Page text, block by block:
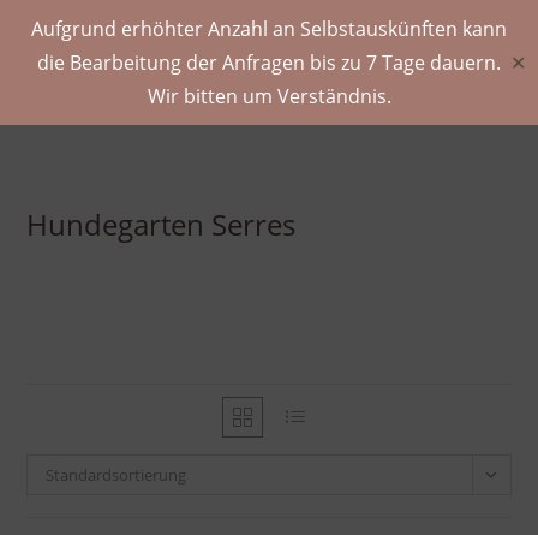
Aufgrund erhöhter Anzahl an Selbstauskünften kann
die Bearbeitung der Anfragen bis zu 7 Tage dauern.
Wir bitten um Verständnis.
✕
Hundegarten Serres
Standardsortierung